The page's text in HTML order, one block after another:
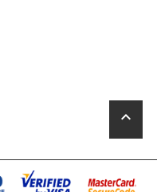
keyboard_arrow_up